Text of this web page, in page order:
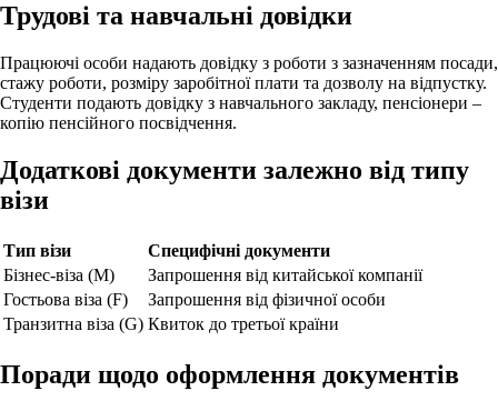
Трудові та навчальні довідки
Працюючі особи надають довідку з роботи з зазначенням посади,
стажу роботи, розміру заробітної плати та дозволу на відпустку.
Студенти подають довідку з навчального закладу, пенсіонери –
копію пенсійного посвідчення.
Додаткові документи залежно від типу
візи
Тип візи
Специфічні документи
Бізнес-віза (M)
Запрошення від китайської компанії
Гостьова віза (F)
Запрошення від фізичної особи
Транзитна віза (G) Квиток до третьої країни
Поради щодо оформлення документів